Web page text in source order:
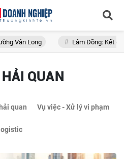
Lâm Đồng: Kết quả Gói thầu số 5
QUAN
quan Vụ việc - Xử lý vi phạm
logistic